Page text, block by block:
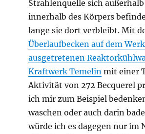
Strahlenquelle sich
innerhalb des Körpers
lange sie dort verbleibt. Mit
Überlaufbecken auf dem
ausgetretenen
Kraftwerk Temelin mit einer
Aktivität von 272 Becquerel
ich mir zum Beispiel
waschen oder auch darin
würde ich es dagegen nur im